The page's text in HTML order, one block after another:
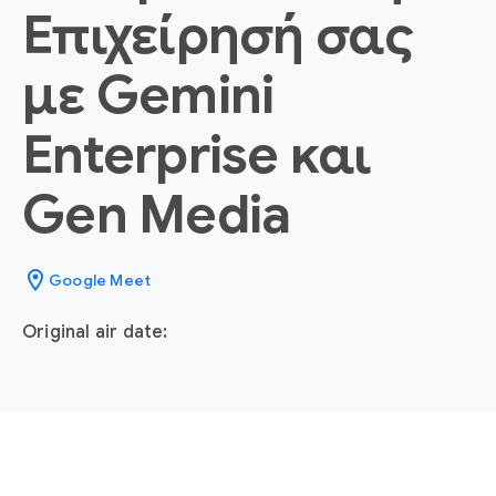
Επιχείρησή σας
με Gemini
Enterprise και
Gen Media
location_on Google Meet
Original air date: